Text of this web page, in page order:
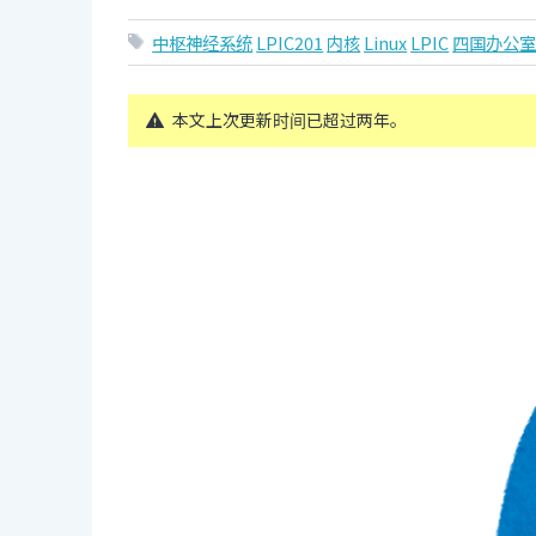
中枢神经系统LPIC201 内核LinuxLPIC四国办公室
本文上次更新时间已超过两年。